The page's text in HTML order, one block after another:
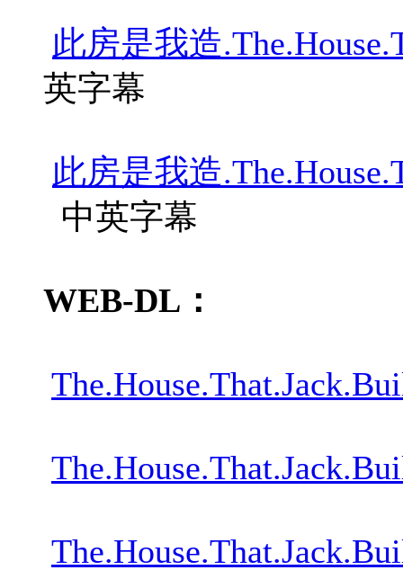
此房是我造
英字幕
此房是我造
中英字幕
WEB-DL：